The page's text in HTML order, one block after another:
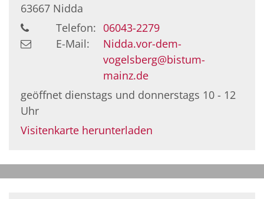
63667 Nidda
Telefon: 06043-2279
E-Mail:
Nidda.vor-dem-
vogelsberg@bistum-
mainz.de
geöffnet dienstags und donnerstags 10 - 12
Uhr
Visitenkarte herunterladen